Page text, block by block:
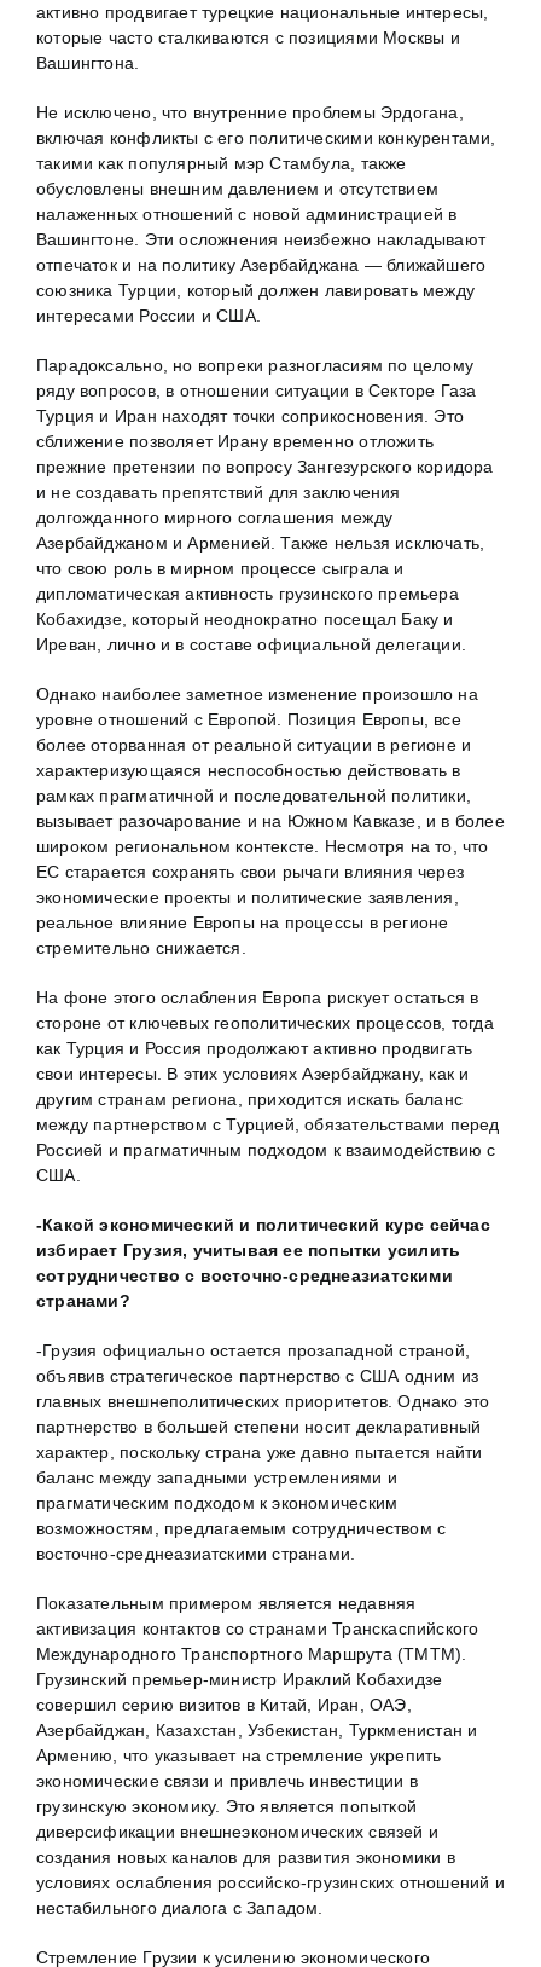
активно продвигает турецкие национальные интересы,
которые часто сталкиваются с позициями Москвы и
Вашингтона.
Не исключено, что внутренние проблемы Эрдогана,
включая конфликты с его политическими конкурентами,
такими как популярный мэр Стамбула, также
обусловлены внешним давлением и отсутствием
налаженных отношений с новой администрацией в
Вашингтоне. Эти осложнения неизбежно накладывают
отпечаток и на политику Азербайджана — ближайшего
союзника Турции, который должен лавировать между
интересами России и США.
Парадоксально, но вопреки разногласиям по целому
ряду вопросов, в отношении ситуации в Секторе Газа
Турция и Иран находят точки соприкосновения. Это
сближение позволяет Ирану временно отложить
прежние претензии по вопросу Зангезурского коридора
и не создавать препятствий для заключения
долгожданного мирного соглашения между
Азербайджаном и Арменией. Также нельзя исключать,
что свою роль в мирном процессе сыграла и
дипломатическая активность грузинского премьера
Кобахидзе, который неоднократно посещал Баку и
Иреван, лично и в составе официальной делегации.
Однако наиболее заметное изменение произошло на
уровне отношений с Европой. Позиция Европы, все
более оторванная от реальной ситуации в регионе и
характеризующаяся неспособностью действовать в
рамках прагматичной и последовательной политики,
вызывает разочарование и на Южном Кавказе, и в более
широком региональном контексте. Несмотря на то, что
ЕС старается сохранять свои рычаги влияния через
экономические проекты и политические заявления,
реальное влияние Европы на процессы в регионе
стремительно снижается.
На фоне этого ослабления Европа рискует остаться в
стороне от ключевых геополитических процессов, тогда
как Турция и Россия продолжают активно продвигать
свои интересы. В этих условиях Азербайджану, как и
другим странам региона, приходится искать баланс
между партнерством с Турцией, обязательствами перед
Россией и прагматичным подходом к взаимодействию с
США.
-Какой экономический и политический курс сейчас
избирает Грузия, учитывая ее попытки усилить
сотрудничество с восточно-среднеазиатскими
странами?
-Грузия официально остается прозападной страной,
объявив стратегическое партнерство с США одним из
главных внешнеполитических приоритетов. Однако это
партнерство в большей степени носит декларативный
характер, поскольку страна уже давно пытается найти
баланс между западными устремлениями и
прагматическим подходом к экономическим
возможностям, предлагаемым сотрудничеством с
восточно-среднеазиатскими странами.
Показательным примером является недавняя
активизация контактов со странами Транскаспийского
Международного Транспортного Маршрута (ТМТМ).
Грузинский премьер-министр Ираклий Кобахидзе
совершил серию визитов в Китай, Иран, ОАЭ,
Азербайджан, Казахстан, Узбекистан, Туркменистан и
Армению, что указывает на стремление укрепить
экономические связи и привлечь инвестиции в
грузинскую экономику. Это является попыткой
диверсификации внешнеэкономических связей и
создания новых каналов для развития экономики в
условиях ослабления российско-грузинских отношений и
нестабильного диалога с Западом.
Стремление Грузии к усилению экономического